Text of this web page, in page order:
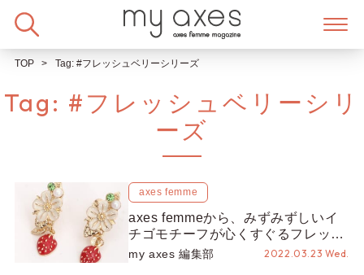
TOP Tag: #フレッシュベリーシリーズ
Tag: #フレッシュベリーシリ
ーズ
axes femme
axes femmeから、みずみずしいイ
チゴモチーフが心くすぐるフレッシ
ュベリーシリーズが新発売！
my axes 編集部 2022.03.23 Wed.